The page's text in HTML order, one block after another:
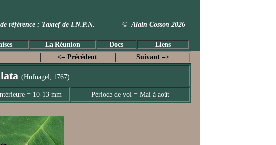
de référence : Taxref de I.N.P.N. © Alain Cosson 2026
La Réunion Docs Liens
<= Précédent Suivant =>
(Hufnagel, 1767)
= 10-13 mm Période de vol = Mai à août